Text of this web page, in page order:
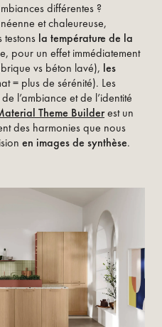
différentes ?
et chaleureuse,
testons la température de la
pour un effet immédiatement
vs béton lavé), les
= plus de sérénité). Les
l’ambiance et de l’identité
Theme Builderest un
des harmonies que nous
en images de synthèse.